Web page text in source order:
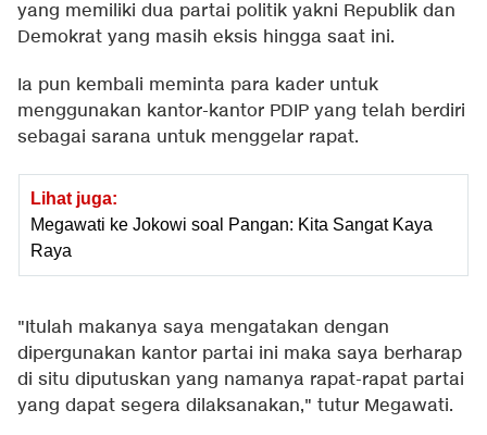
yang memiliki dua partai politik yakni Republik dan
Demokrat yang masih eksis hingga saat ini.
Ia pun kembali meminta para kader untuk
menggunakan kantor-kantor PDIP yang telah berdiri
sebagai sarana untuk menggelar rapat.
Lihat juga:
Megawati ke Jokowi soal Pangan: Kita Sangat Kaya
Raya
"Itulah makanya saya mengatakan dengan
dipergunakan kantor partai ini maka saya berharap
di situ diputuskan yang namanya rapat-rapat partai
yang dapat segera dilaksanakan," tutur Megawati.